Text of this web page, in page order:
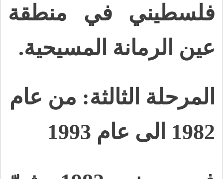
فلسطيني في منطقة
عين الرمانة المسيحية.
المرحلة الثالثة: من عام
1982 الى عام 1993